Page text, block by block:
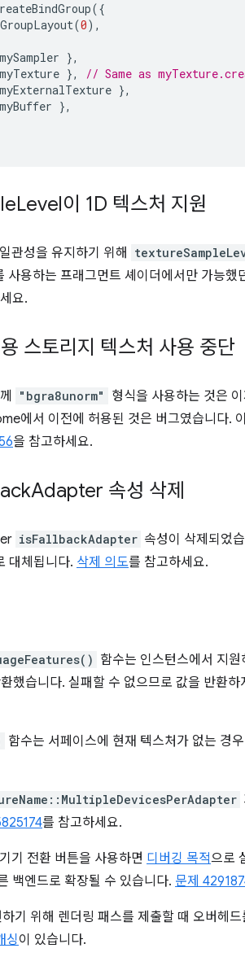
({
(0),
mySampler },
myTexture },
// Same as
myExternalTexture },
myBuffer },
Level이 1D 텍스처 지원
관성을 유지하기 위해
사용하는 프래그먼트 셰이더에서만 가능
요.
스토리지 텍스처 사용 중단
"bgra8unorm"
형식을 사용하는 것은
에서 이전에 허용된 것은 버그였습니다.
을 참고하세요.
Adapter 속성 삭제
isFallbackAdapter 속성이 삭제되었
대체됩니다. 삭제 의도를 참고하세요.
함수는 인스턴스에서 지
했습니다. 실패할 수 없으므로 값을 반환
함수는 서페이스에 현재 텍스처가 없는 경우
를 참고하세요.
기기 전환 버튼을 사용하면 디버깅 목적으로
백엔드로 확장될 수 있습니다. 문제
기 위해 렌더링 패스를 제출할 때 오버헤
싱이 있습니다.